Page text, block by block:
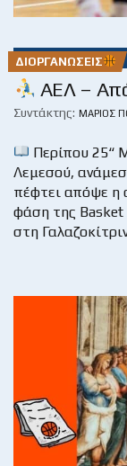
ΔΙΟΡΓΑΝΏΣΕΙΣ
AEΛ –
Συντάκτης: ΜΆΡΙΟΣ
Περίπου 25“
Λεμεσού,
πέφτει απόψε η
φάση της Basket
στη